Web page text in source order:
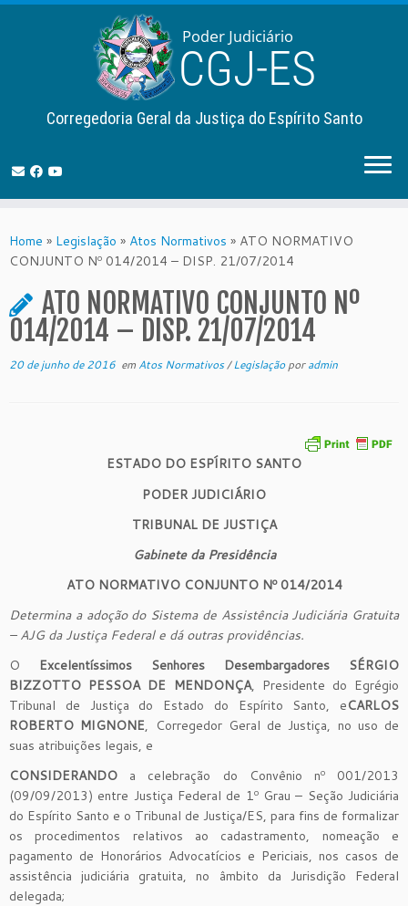
to
content
Corregedoria Geral da Justiça do Espírito Santo
Home » Legislação » Atos Normativos » ATO NORMATIVO
CONJUNTO Nº 014/2014 – DISP. 21/07/2014
ATO NORMATIVO CONJUNTO Nº
014/2014 – DISP. 21/07/2014
20 de junho de 2016 em Atos Normativos/Legislaçãoporadmin
ESTADO DO ESPÍRITO SANTO
PODER JUDICIÁRIO
TRIBUNAL DE JUSTIÇA
Gabinete da Presidência
ATO NORMATIVO CONJUNTO Nº 014/2014
Determina a adoção do Sistema de Assistência Judiciária Gratuita
– AJG da Justiça Federal e dá outras providências.
O Excelentíssimos Senhores Desembargadores
SÉRGIO
BIZZOTTO PESSOA DE MENDONÇA, Presidente do Egrégio
Tribunal de Justiça do Estado do Espírito Santo, eCARLOS
ROBERTO MIGNONE, Corregedor Geral de Justiça, no uso de
suas atribuições legais, e
CONSIDERANDO a celebração do Convênio nº 001/2013
(09/09/2013) entre Justiça Federal de 1º Grau – Seção Judiciária
do Espírito Santo e o Tribunal de Justiça/ES, para fins de formalizar
os procedimentos relativos ao cadastramento, nomeação e
pagamento de Honorários Advocatícios e Periciais, nos casos de
assistência judiciária gratuita, no âmbito da Jurisdição Federal
delegada;